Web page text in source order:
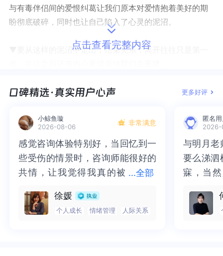
与有毒伴侣间的爱恨纠葛让我们原本对爱情抱着美好的期
盼彻底破碎，同时也让自己陷入了心灵的泥沼。
▼要从这样的泥沼中走出，结束关系，离开往往只是第一
一、
有毒关系结束后，
内心的痛苦却不会停止
或双方表现出攻击性、控制欲、嫉妒和独占欲等负面行
为。
点击查看完整内容
更多好评
小鲸鱼璇
2026-08-06
非常满意
...全部
感觉咨询体验特别好，当回忆到一
些受伤的情景时，咨询师能很好的
共情，让我觉得我真的被
一部分未处理的情绪被注意到了，
而且当咨询师准确说出我当时的情
感觉咨询体验特别好，当回忆到一
些受伤的情景时，咨询师能很好的
共情，让我觉得我真的被抱住了。
处理的情绪被注意到了，而且当咨
询师准确说出我当时的情绪，我感
徐媛
个人成长 情绪管理 人际关系
匿名
2026-
与明月老
要么涕泗
寐，当
来，觉
再困于
与明月老
要么涕泗
寐，当然
不必再
梏，更